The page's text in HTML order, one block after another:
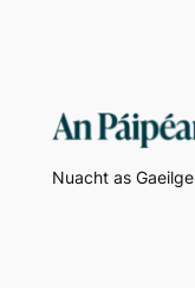
Nuacht as Gaeilge